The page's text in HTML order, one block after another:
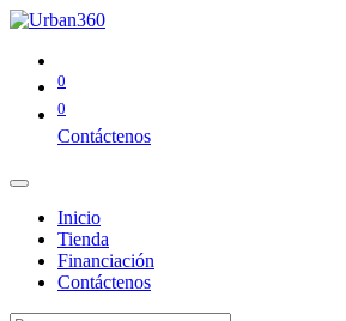
0
0
Contáctenos
Inicio
Tienda
Financiación
Contáctenos